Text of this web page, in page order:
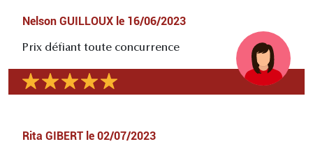
Nelson GUILLOUX le 16/06/2023
Prix défiant toute concurrence
Rita GIBERT le 02/07/2023